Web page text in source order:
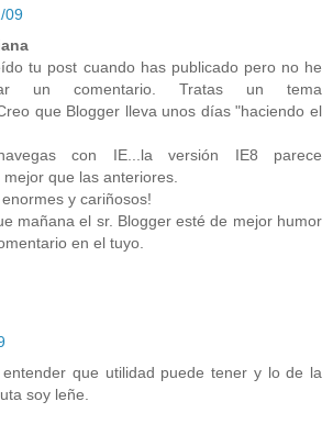
09
tu post cuando has publicado pero no he
un comentario. Tratas un tema
que Blogger lleva unos días "haciendo el
con IE...la versión IE8 parece
que las anteriores.
y cariñosos!
mañana el sr. Blogger esté de mejor humor
en el tuyo.
que utilidad puede tener y lo de la
soy leñe.